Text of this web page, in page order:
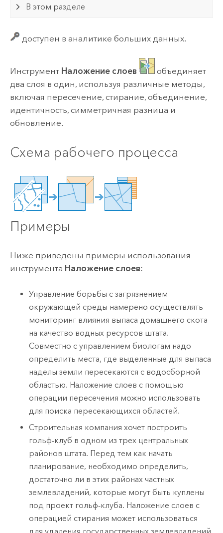
В этом разделе
доступен в аналитике больших данных.
Инструмент Наложение слоев
объединяет
два слоя в один, используя различные методы,
включая пересечение, стирание, объединение,
идентичность, симметричная разница и
обновление.
Схема рабочего процесса
Примеры
Ниже приведены примеры использования
инструмента Наложение слоев:
Управление борьбы с загрязнением
окружающей среды намерено осуществлять
мониторинг влияния выпаса домашнего скота
на качество водных ресурсов штата.
Совместно с управлением биологам надо
определить места, где выделенные для выпаса
наделы земли пересекаются с водосборной
областью. Наложение слоев с помощью
операции пересечения можно использовать
для поиска пересекающихся областей.
Строительная компания хочет построить
гольф-клуб в одном из трех центральных
районов штата. Перед тем как начать
планирование, необходимо определить,
достаточно ли в этих районах частных
землевладений, которые могут быть куплены
под проект гольф-клуба. Наложение слоев с
операцией стирания может использоваться